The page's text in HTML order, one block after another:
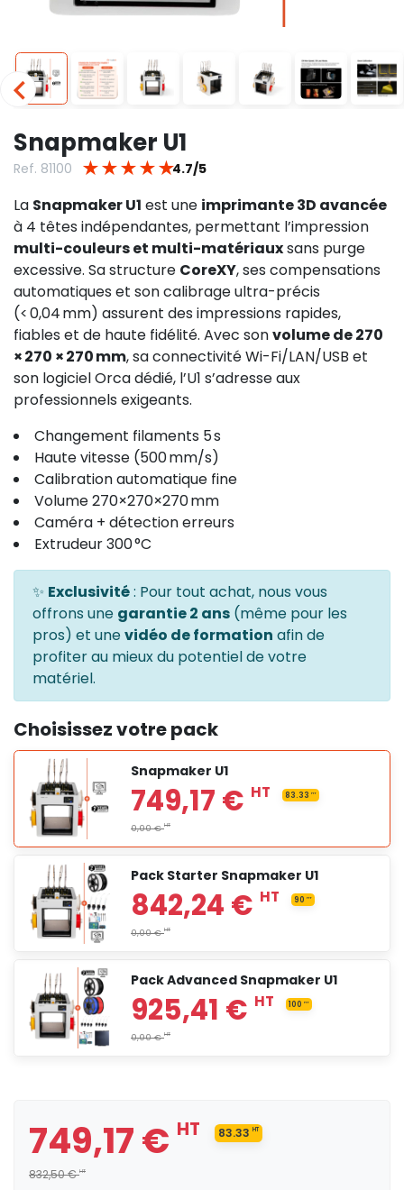
Snapmaker U1
Ref. 81100 ★ ★ ★ ★ ★4.7/5
La Snapmaker U1 est une imprimante 3D avancée
à 4 têtes indépendantes, permettant l’impression
multi-couleurs et multi-matériauxsans purge
excessive. Sa structure CoreXY, ses compensations
automatiques et son calibrage ultra-précis
(< 0,04 mm) assurent des impressions rapides,
fiables et de haute fidélité. Avec sonvolume de 270
× 270 × 270 mm, sa connectivité Wi-Fi/LAN/USB et
son logiciel Orca dédié, l’U1 s’adresse aux
professionnels exigeants.
Changement filaments 5 s
Haute vitesse (500 mm/s)
Calibration automatique fine
Volume 270×270×270 mm
Caméra + détection erreurs
Extrudeur 300 °C
✨ Exclusivité: Pour tout achat, nous vous
offrons une garantie 2 ans (même pour les
pros) et unevidéo de formation afin de
profiter au mieux du potentiel de votre
matériel.
Choisissez votre pack
Snapmaker U1
749,17 €
Pack Starter Snapmaker U1
Pack Advanced Snapmaker U1
749,17 € HT
832,50 €HT
83.33 HT